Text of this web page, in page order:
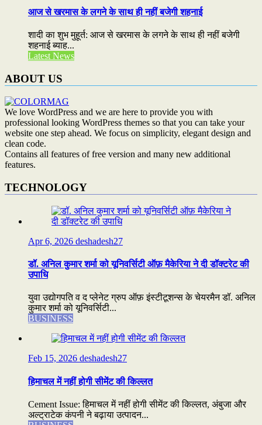
आज से खरमास के लगने के साथ ही नहीं बजेगी शहनाई
शादी का शुभ मुहूर्त: आज से खरमास के लगने के साथ ही नहीं बजेगी
शहनाई ब्याह...
Latest News
ABOUT US
We love WordPress and we are here to provide you with
professional looking WordPress themes so that you can take your
website one step ahead. We focus on simplicity, elegant design and
clean code.
Contains all features of free version and many new additional
features.
TECHNOLOGY
Apr 6, 2026 deshadesh27
डॉ. अनिल कुमार शर्मा को यूनिवर्सिटी ऑफ़ मैकेरिया ने दी डॉक्टरेट की
उपाधि
युवा उद्योगपति व द प्लेनेट ग्रुप ऑफ़ इंस्टीटूशन्स के चेयरमैन डॉ. अनिल
कुमार शर्मा को यूनिवर्सिटी...
BUSINESS
Feb 15, 2026 deshadesh27
हिमाचल में नहीं होगी सीमेंट की किल्लत
Cement Issue: हिमाचल में नहीं होगी सीमेंट की किल्लत, अंबुजा और
अल्ट्राटेक कंपनी ने बढ़ाया उत्पादन...